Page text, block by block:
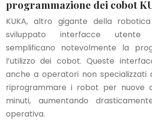
programmazione dei cobot
KUKA, altro gigante della
sviluppato interfacce utente
semplificano notevolmente la
l’utilizzo dei cobot. Queste
anche a operatori non specializzati
riprogrammare i robot per nuove
minuti, aumentando
operativa.